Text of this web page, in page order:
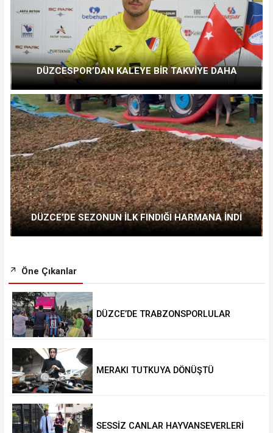
DÜZCESPOR’DAN KALEYE BİR TAKVİYE DAHA
DÜZCE’DE SEZONUN İLK FINDIĞI HARMANA İNDİ
Öne Çıkanlar
DÜZCE’DE TRABZONSPORLULAR
MERAKI TUTKUYA DÖNÜŞTÜ
SESSİZ CANLAR HAYVANSEVERLERİ